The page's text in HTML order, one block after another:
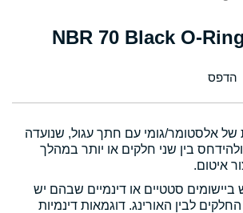
של אלסטומר/גומי עם חתך עגול, שנועדה
בין שני חלקים או יותר במהלך
איטום.
ביישומים סטטיים או דינמיים שבהם יש
לבין האורינג. דוגמאות דינמיות